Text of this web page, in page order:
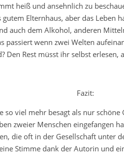
heiß und ansehnlich zu
Elternhaus, aber das Leben
auch dem Alkohol, anderen
passiert wenn zwei Welten
Den Rest müsst ihr selbst erlesen,
Fazit:
so viel mehr besagt als nur
zweier Menschen eingefangen
die oft in der Gesellschaft unter
Stimme dank der Autorin und